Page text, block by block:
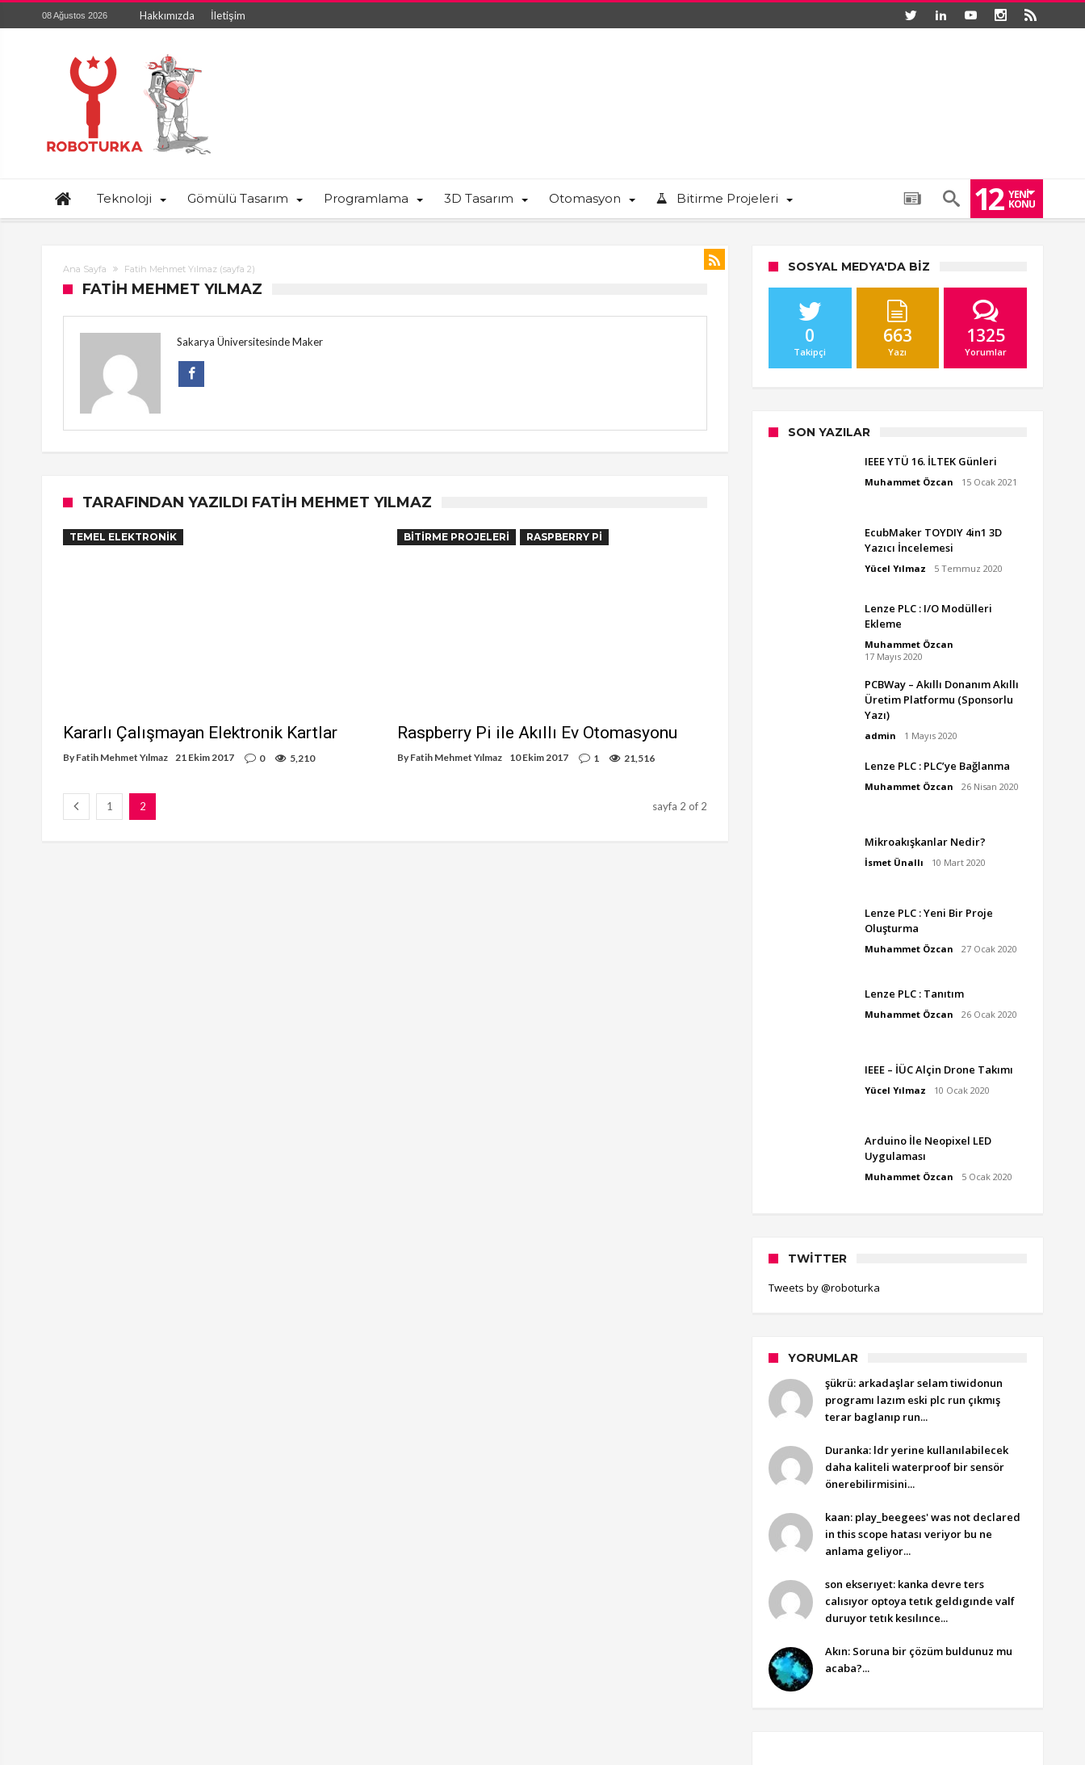
08 Ağustos 2026 Hakkımızda İletişim
Teknoloji Gömülü Tasarım Programlama 3D Tasarım Otomasyon Bitirme Projeleri 12 YENI
KONU
Ana Sayfa Fatih Mehmet Yılmaz (sayfa 2)
FATIH MEHMET YILMAZ
Sakarya Üniversitesinde Maker
TARAFINDAN YAZILDI FATIH MEHMET YILMAZ
TEMEL ELEKTRONIK
Kararlı Çalışmayan Elektronik Kartlar
By Fatih Mehmet Yılmaz 21 Ekim 2017 0 5,210
BITIRME PROJELERI RASPBERRY PI
Raspberry Pi ile Akıllı Ev Otomasyonu
By Fatih Mehmet Yılmaz 10 Ekim 2017 1 21,516
sayfa 2 of 2
1 2
SOSYAL MEDYA'DA BIZ
0
Takipçi
663
Yazı
1325
Yorumlar
SON YAZILAR
IEEE YTÜ 16. İLTEK Günleri
Muhammet Özcan 15 Ocak 2021
EcubMaker TOYDIY 4in1 3D
Yazıcı İncelemesi
Yücel Yılmaz 5 Temmuz 2020
Lenze PLC : I/O Modülleri
Ekleme
Muhammet Özcan
17 Mayıs 2020
PCBWay – Akıllı Donanım Akıllı
Üretim Platformu (Sponsorlu
Yazı)
admin 1 Mayıs 2020
Lenze PLC : PLC’ye Bağlanma
Muhammet Özcan 26 Nisan 2020
Mikroakışkanlar Nedir?
İsmet Ünallı 10 Mart 2020
Lenze PLC : Yeni Bir Proje
Oluşturma
Muhammet Özcan 27 Ocak 2020
Lenze PLC : Tanıtım
Muhammet Özcan 26 Ocak 2020
IEEE – İÜC Alçin Drone Takımı
Yücel Yılmaz 10 Ocak 2020
Arduino İle Neopixel LED
Uygulaması
Muhammet Özcan 5 Ocak 2020
TWITTER
Tweets by @roboturka
YORUMLAR
şükrü: arkadaşlar selam tiwidonun
programı lazım eski plc run çıkmış
terar baglanıp run...
Duranka: ldr yerine kullanılabilecek
daha kaliteli waterproof bir sensör
önerebilirmisini...
kaan: play_beegees' was not declared
in this scope hatası veriyor bu ne
anlama geliyor...
son ekserıyet: kanka devre ters
calısıyor optoya tetık geldıgınde valf
duruyor tetık kesılınce...
Akın: Soruna bir çözüm buldunuz mu
acaba?...